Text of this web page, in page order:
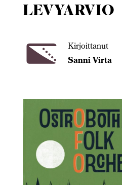
LEVYARVIO
Kirjoittanut
Sanni Virta